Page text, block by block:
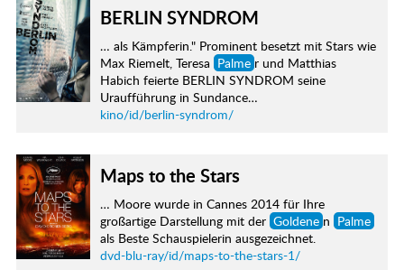
BERLIN SYNDROM
… als Kämpferin." Prominent besetzt mit Stars wie
Max Riemelt, Teresa Palme r und Matthias
Habich feierte BERLIN SYNDROM seine
Uraufführung in Sundance…
kino/id/berlin-syndrom/
Maps to the Stars
… Moore wurde in Cannes 2014 für Ihre
großartige Darstellung mit der Goldene n Palme
als Beste Schauspielerin ausgezeichnet.
dvd-blu-ray/id/maps-to-the-stars-1/